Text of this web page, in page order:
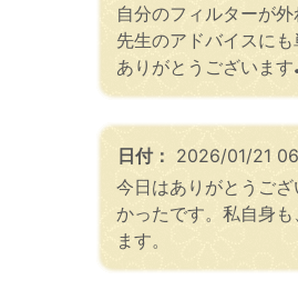
自分のフィルターが
先生のアドバイスに
ありがとうございま
日付： 2026/01/21
今日はありがとうご
かったです。私自身
ます。